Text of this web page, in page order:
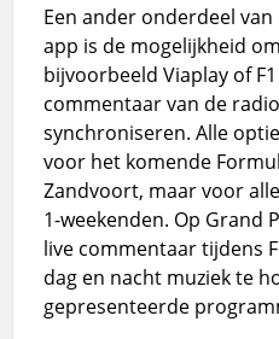
Een ander onderdeel
app is de mogelijkheid
bijvoorbeeld Viaplay of
commentaar van de
synchroniseren. Alle
voor het komende
Zandvoort, maar voor
1-weekenden. Op Grand
live commentaar tijdens
dag en nacht muziek te
gepresenteerde